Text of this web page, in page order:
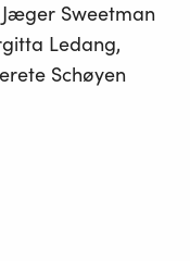
Jæger Sweetman
Ledang,
Schøyen